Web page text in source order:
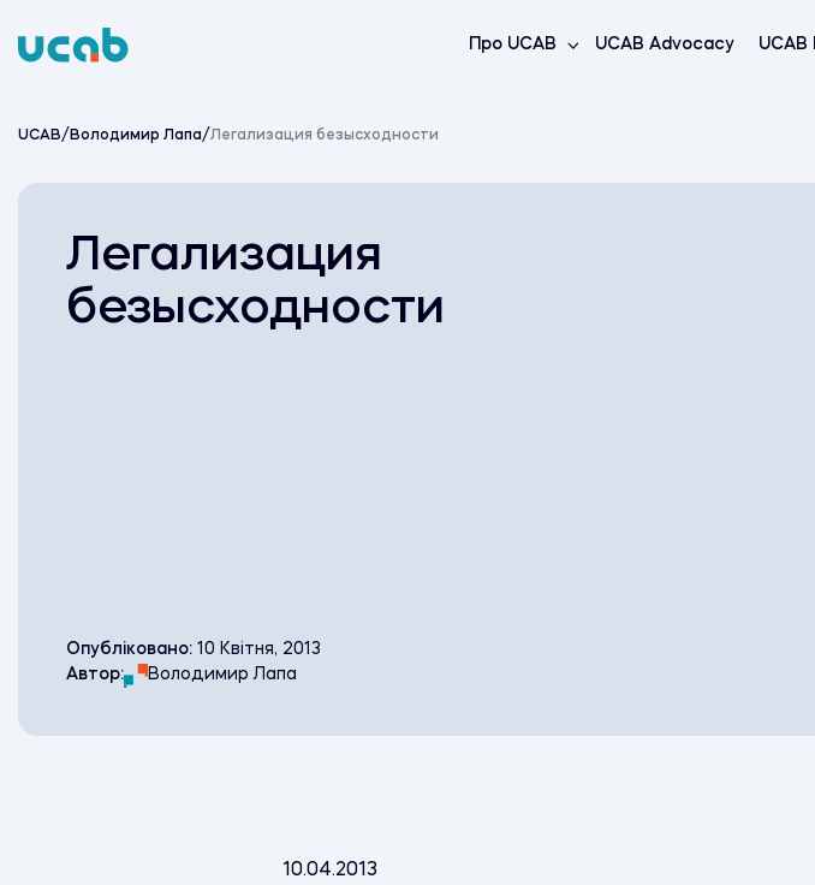
to
Про UCAB UCAB Advocacy UCAB
UCAB/ Володимир Лапа/Легализация безысходности
Легализация
безысходности
Опубліковано: 10 Квітня, 2013
Автор:
Володимир Лапа
10.04.2013